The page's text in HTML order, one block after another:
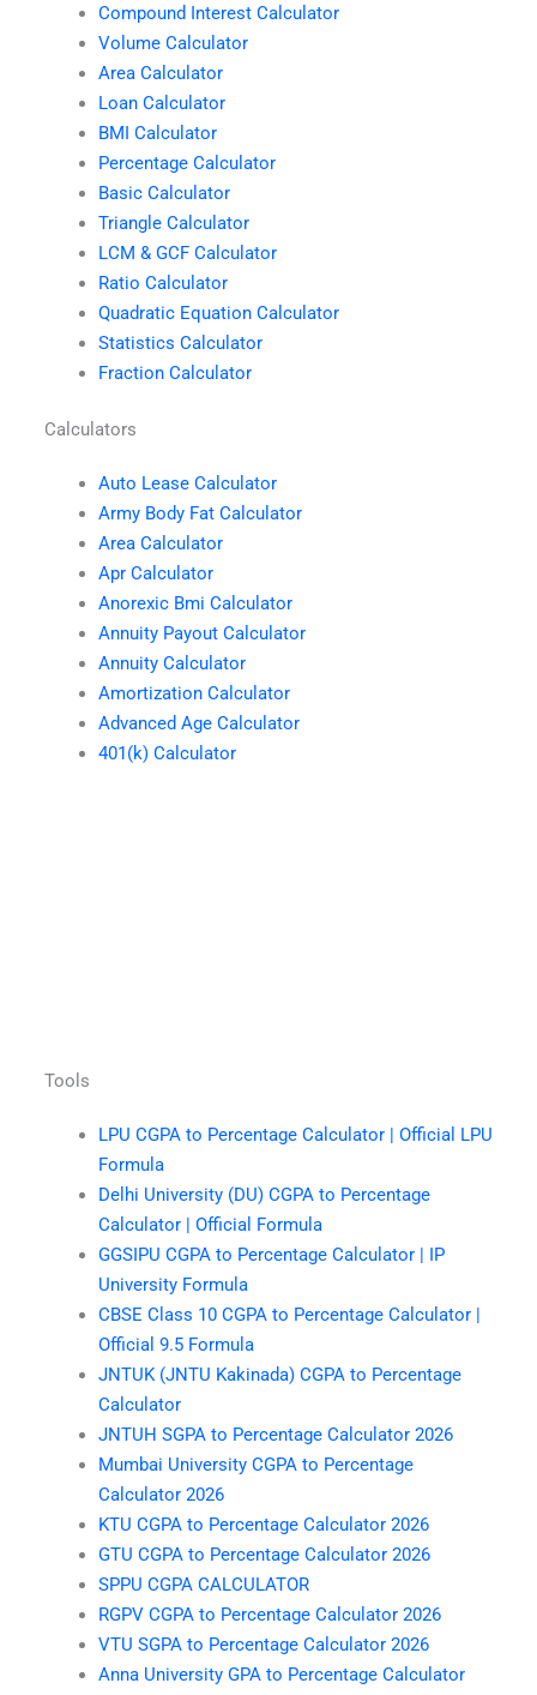
Compound Interest Calculator
Volume Calculator
Area Calculator
Loan Calculator
BMI Calculator
Percentage Calculator
Basic Calculator
Triangle Calculator
LCM & GCF Calculator
Ratio Calculator
Quadratic Equation Calculator
Statistics Calculator
Fraction Calculator
Calculators
Auto Lease Calculator
Army Body Fat Calculator
Area Calculator
Apr Calculator
Anorexic Bmi Calculator
Annuity Payout Calculator
Annuity Calculator
Amortization Calculator
Advanced Age Calculator
401(k) Calculator
Tools
LPU CGPA to Percentage Calculator | Official LPU
Formula
Delhi University (DU) CGPA to Percentage
Calculator | Official Formula
GGSIPU CGPA to Percentage Calculator | IP
University Formula
CBSE Class 10 CGPA to Percentage Calculator |
Official 9.5 Formula
JNTUK (JNTU Kakinada) CGPA to Percentage
Calculator
JNTUH SGPA to Percentage Calculator 2026
Mumbai University CGPA to Percentage
Calculator 2026
KTU CGPA to Percentage Calculator 2026
GTU CGPA to Percentage Calculator 2026
SPPU CGPA CALCULATOR
RGPV CGPA to Percentage Calculator 2026
VTU SGPA to Percentage Calculator 2026
Anna University GPA to Percentage Calculator